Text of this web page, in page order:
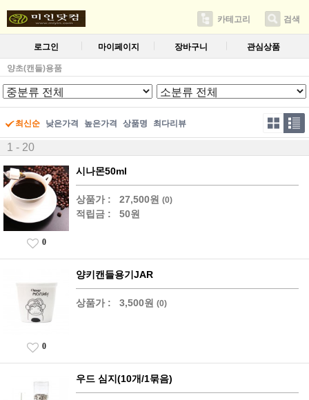
카테고리 검색
로그인 마이페이지 장바구니 관심상품
양초(캔들)용품
최신순 낮은가격 높은가격 상품명 최다리뷰
1 - 20
시나몬50ml
상품가 : 27,500원 (0)
적립금 : 50원
0
양키캔들용기JAR
상품가 : 3,500원 (0)
0
우드 심지(10개/1묶음)